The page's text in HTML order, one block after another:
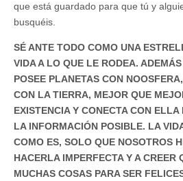
que está guardado para que tú y
busquéis.
SÉ ANTE TODO COMO UNA
VIDA A LO QUE LE RODEA.
POSEE PLANETAS CON
CON LA TIERRA, MEJOR QUE
EXISTENCIA Y CONECTA CON
LA INFORMACIÓN POSIBLE. LA
COMO ES, SOLO QUE NOSOTROS
HACERLA IMPERFECTA Y A CREER
MUCHAS COSAS PARA SER